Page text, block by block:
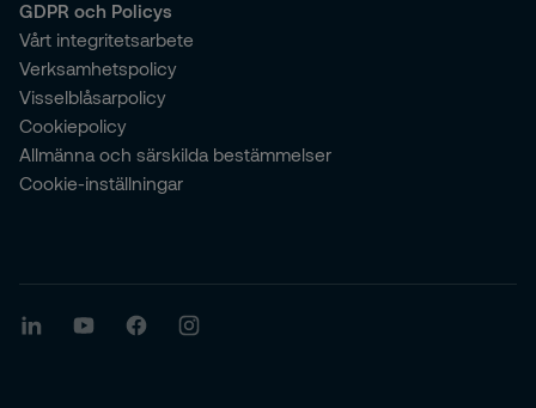
GDPR och Policys
Vårt integritetsarbete
Verksamhetspolicy
Visselblåsarpolicy
Cookiepolicy
Allmänna och särskilda bestämmelser
Cookie-inställningar